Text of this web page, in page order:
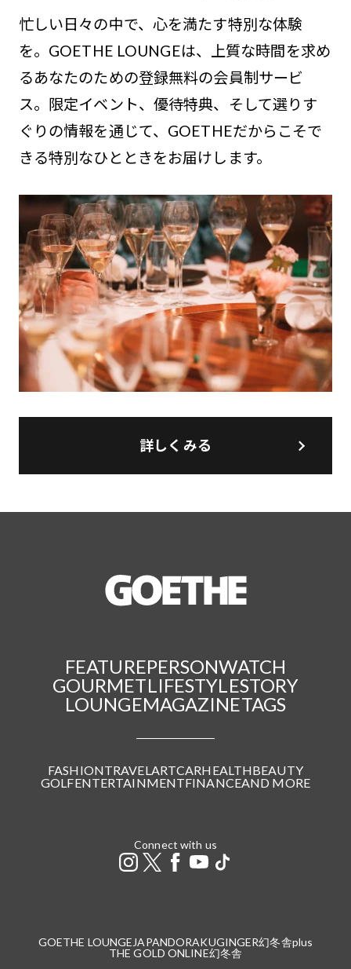
忙しい日々の中で、心を満たす特別な体験
を。GOETHE LOUNGEは、上質な時間を求め
るあなたのための登録無料の会員制サービ
ス。限定イベント、優待特典、そして選りす
ぐりの情報を通じて、GOETHEだからこそで
きる特別なひとときをお届けします。
詳しくみる
FEATUREPERSONWATCH
GOURMETLIFESTYLESTORY
LOUNGEMAGAZINETAGS
FASHIONTRAVELARTCARHEALTHBEAUTY
GOLFENTERTAINMENTFINANCEAND MORE
Connect with us
GOETHE LOUNGE JAPANDORAKUGINGER幻冬舎plus
THE GOLD ONLINE幻冬舎